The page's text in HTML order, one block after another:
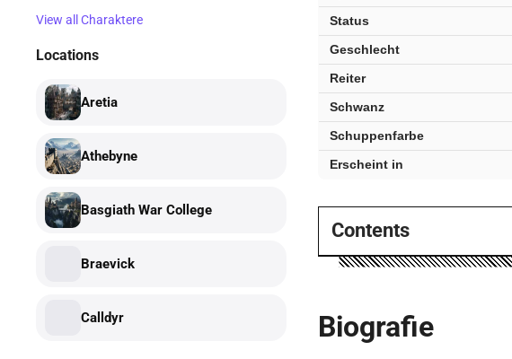
View all Charaktere
Locations
Aretia
Athebyne
Basgiath War College
Braevick
Calldyr
Status
Geschlecht
Reiter
Schwanz
Schuppenfarbe
Erscheint in
Contents
Biografie